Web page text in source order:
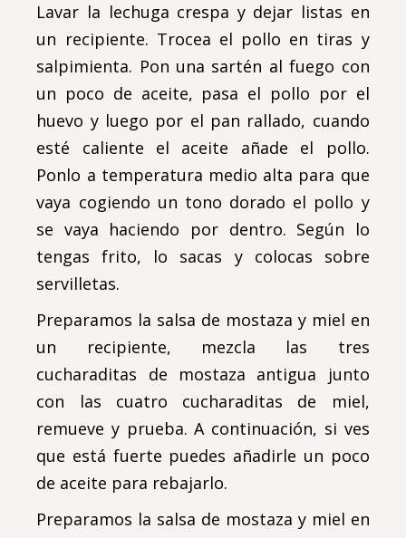
Lavar la lechuga crespa y dejar listas en
un recipiente. Trocea el pollo en tiras y
salpimienta. Pon una sartén al fuego con
un poco de aceite, pasa el pollo por el
huevo y luego por el pan rallado, cuando
esté caliente el aceite añade el pollo.
Ponlo a temperatura medio alta para que
vaya cogiendo un tono dorado el pollo y
se vaya haciendo por dentro. Según lo
tengas frito, lo sacas y colocas sobre
servilletas.
Preparamos la salsa de mostaza y miel en
un recipiente, mezcla las tres
cucharaditas de mostaza antigua junto
con las cuatro cucharaditas de miel,
remueve y prueba. A continuación, si ves
que está fuerte puedes añadirle un poco
de aceite para rebajarlo.
Preparamos la salsa de mostaza y miel en